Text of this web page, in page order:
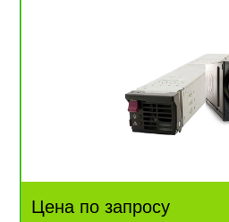
Цена по запросу